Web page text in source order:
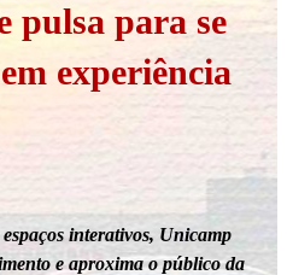
pulsa para se
experiência
interativos, Unicamp
e aproxima o público da